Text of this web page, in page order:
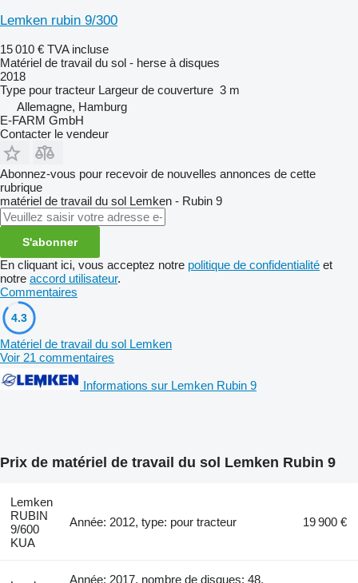
Lemken rubin 9/300
15 010 € TVA incluse
Matériel de travail du sol - herse à disques
2018
Type pour tracteur Largeur de couverture 3 m
Allemagne, Hamburg
E-FARM GmbH
Contacter le vendeur
Abonnez-vous pour recevoir de nouvelles annonces de cette
rubrique
matériel de travail du sol Lemken - Rubin 9
S'abonner
En cliquant ici, vous acceptez notre politique de confidentialité et
notre accord utilisateur.
Commentaires
4.3
Matériel de travail du sol Lemken
Voir 21 commentaires
Informations sur Lemken Rubin 9
Prix de matériel de travail du sol Lemken Rubin 9
Lemken
RUBIN
9/600
KUA
Année: 2012, type: pour tracteur 19 900 €
Année: 2017, nombre de disques: 48,